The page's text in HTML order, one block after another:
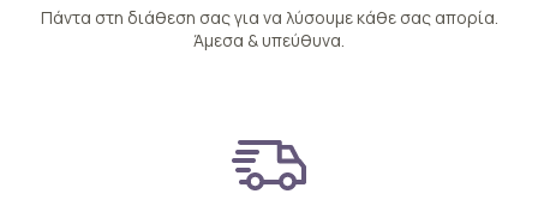
Πάντα στη διάθεση σας για να λύσουμε κάθε σας απορία.
Άμεσα & υπεύθυνα.